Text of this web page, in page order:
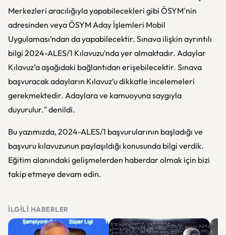
Merkezleri aracılığıyla yapabilecekleri gibi ÖSYM'nin
adresinden veya ÖSYM Aday İşlemleri Mobil
Uygulaması’ndan da yapabilecektir. Sınava ilişkin ayrıntılı
bilgi 2024-ALES/1 Kılavuzu’nda yer almaktadır. Adaylar
Kılavuz’a aşağıdaki bağlantıdan erişebilecektir. Sınava
başvuracak adayların Kılavuz’u dikkatle incelemeleri
gerekmektedir. Adaylara ve kamuoyuna saygıyla
duyurulur." denildi.
Bu yazımızda, 2024-ALES/1 başvurularının başladığı ve
başvuru kılavuzunun paylaşıldığı konusunda bilgi verdik.
Eğitim alanındaki gelişmelerden haberdar olmak için bizi
takip etmeye devam edin.
İLGILI HABERLER